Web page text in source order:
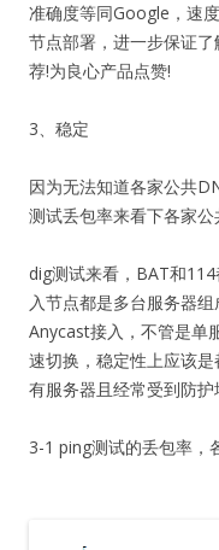
准确度等同Google，速
节点部署，进一步保证
荐!为良心产品点赞!
3、稳定
因为无法知道各家公共
测试丢包率来看下各家公
dig测试来看，BAT和
入节点都是多台服务器
Anycast接入，不管是单
速切换，稳定性上应该
有服务器且经常受到防护
3-1 ping测试的丢包率，